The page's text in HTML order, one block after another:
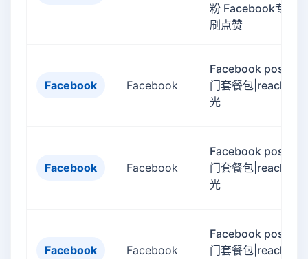
粉 Facebook专页
刷点赞
Facebook Facebook
Facebook post 热
门套餐包|reach|曝
光
Facebook Facebook
Facebook post 热
门套餐包|reach|曝
光
Facebook Facebook
Facebook post 热
门套餐包|reach|曝